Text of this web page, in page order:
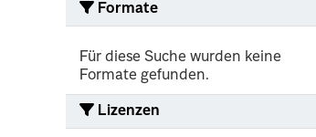
Formate
Für diese Suche wurden keine
Formate gefunden.
Lizenzen